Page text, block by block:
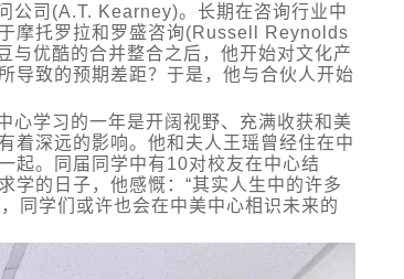
公司(A.T. Kearney)。长期在咨询行业中
摩托罗拉和罗盛咨询(Russell Reynolds
优酷的合并整合之后，他开始对文化产
致的预期差距？于是，他与合伙人开始
心学习的一年是开阔视野、充满收获和美
着深远的影响。他和夫人王瑶曾经住在中
起。同届同学中有10对校友在中心结
学的日子，他感慨：“其实人生中的许多
同学们或许也会在中美中心相识未来的